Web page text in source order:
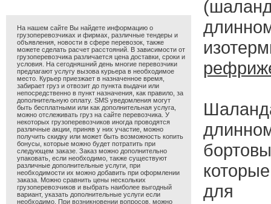
На нашем сайте Вы найдете информацию о
грузоперевозчиках и фирмах, различные тендеры и
объявления, новости в сфере перевозок, также
можете сделать расчет расстояний. В зависимости от
грузоперевозчика различается цена доставки, сроки и
условия. На сегодняшний день многие перевозчики
предлагают услугу вызова курьера в необходимое
место. Курьер приезжает в назначенное время,
забирает груз и отвозит до пункта выдачи или
непосредственно в пункт назначения, как правило, за
дополнительную оплату. SMS уведомления могут
быть бесплатными или как дополнительная услуга,
можно отслеживать груз на сайте перевозчика. У
некоторых грузоперевозчиков иногда проводятся
различные акции, приняв у них участие, можно
получить скидку или может быть возможность копить
бонусы, которые можно будет потратить при
следующем заказе. Заказ можно дополнительно
упаковать, если необходимо, также существуют
различные дополнительные услуги, при
необходимости их можно добавить при оформлении
заказа. Можно сравнить цены нескольких
грузоперевозчиков и выбрать наиболее выгодный
вариант, указать дополнительные услуги если
необходимо. При возникновении вопросов, можно
для